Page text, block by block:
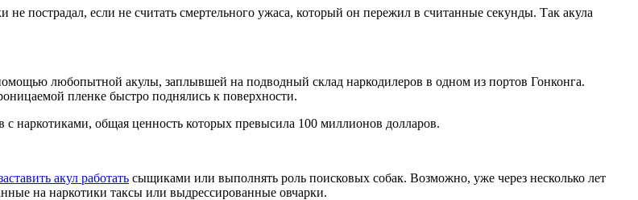
пострадал, если не считать смертельного ужаса, который он пережил в считанные секунды. Так акула
любопытной акулы, заплывшей на подводный склад наркодилеров в одном из портов Гонконга.
пленке быстро поднялись к поверхности.
с наркотиками, общая ценность которых превысила 100 миллионов долларов.
акул работать сыщиками или выполнять роль поисковых собак. Возможно, уже через несколько лет
на наркотики таксы или выдрессированные овчарки.